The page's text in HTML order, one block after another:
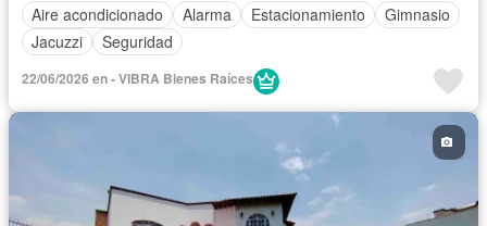
Aire acondicionado
Alarma Estacionamiento
Gimnasio
Jacuzzi
Seguridad
22/06/2026 en - VIBRA Bienes Raíces